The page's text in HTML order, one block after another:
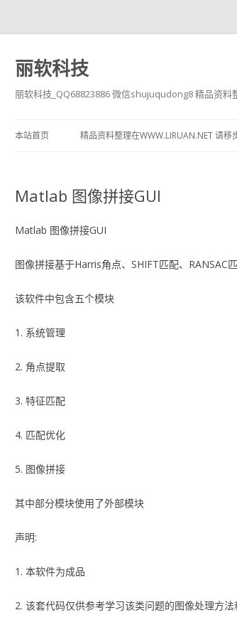
丽软科技
丽软科技_QQ68823886 微信shujuqudong8 精品资
本站首页 精品资料整理在WWW.LIRUAN.NET 请移
Matlab 图像拼接GUI
Matlab 图像拼接GUI
图像拼接基于Harris角点、SHIFT匹配、RANSAC
该软件中包含五个模块
1. 系统管理
2. 角点提取
3. 特征匹配
4. 匹配优化
5. 图像拼接
其中部分模块使用了外部模块
声明:
1. 本软件为成品
2. 该套代码仅供参考学习该类问题的图像处理方